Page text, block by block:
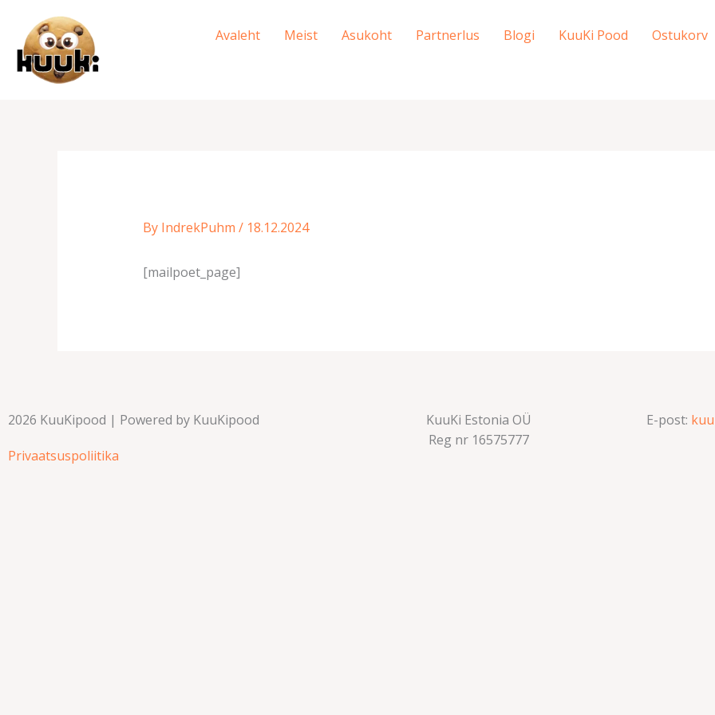
content
Avaleht Meist Asukoht Partnerlus Blogi KuuKi Pood Ostukorv
By IndrekPuhm / 18.12.2024
[mailpoet_page]
2026 KuuKipood | Powered by KuuKipood
Privaatsuspoliitika
KuuKi Estonia OÜ
Reg nr 16575777
E-post: